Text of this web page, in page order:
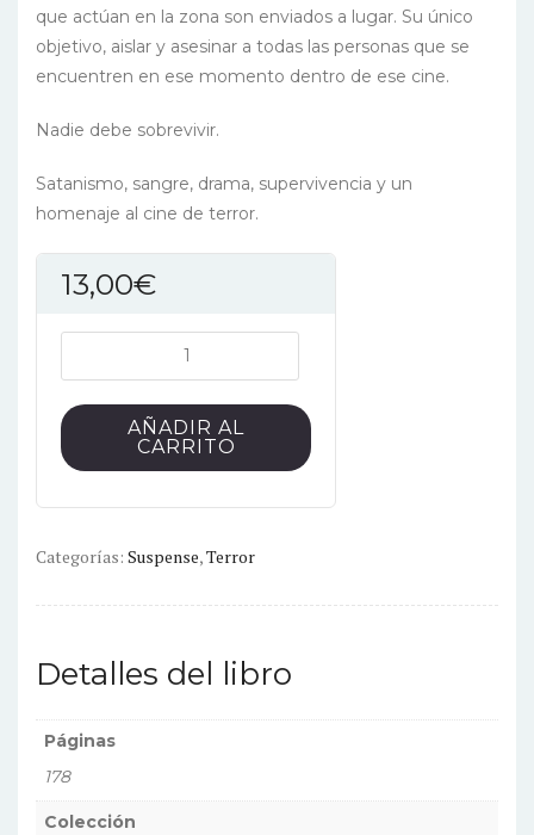
que actúan en la zona son enviados a lugar. Su único
objetivo, aislar y asesinar a todas las personas que se
encuentren en ese momento dentro de ese cine.
Nadie debe sobrevivir.
Satanismo, sangre, drama, supervivencia y un
homenaje al cine de terror.
13,00€
Abadón
cantidad
AÑADIR AL
CARRITO
Categorías: Suspense,Terror
Detalles del libro
Páginas
178
Colección